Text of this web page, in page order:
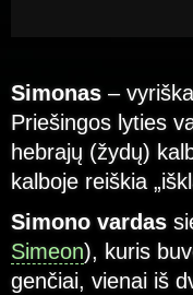
Simonas –
Priešingos lyties
hebrajų (žydų)
kalboje reiškia
Simono vardas
Simeon), kuris
genčiai, vienai iš